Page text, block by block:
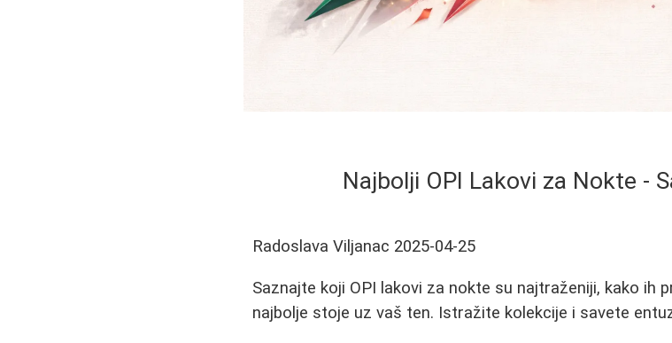
Najbolji OPI Lakovi za Nokte -
Radoslava Viljanac 2025-04-25
Saznajte koji OPI lakovi za nokte su najtraženiji, kako ih
najbolje stoje uz vaš ten. Istražite kolekcije i savete